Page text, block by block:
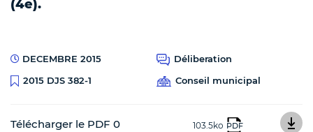
(4e).
DECEMBRE 2015
Déliberation
2015 DJS 382-1
Conseil municipal
Télécharger le PDF 0 103.5ko PDF